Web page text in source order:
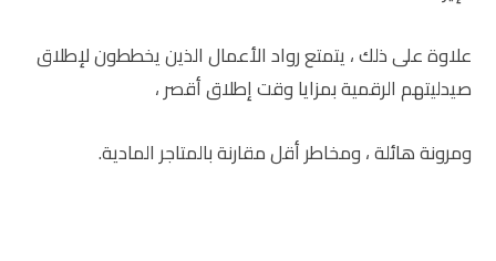
علاوة على ذلك ، يتمتع رواد الأعمال الذين يخططون لإطلاق
صيدليتهم الرقمية بمزايا وقت إطلاق أقصر ،
ومرونة هائلة ، ومخاطر أقل مقارنة بالمتاجر المادية.